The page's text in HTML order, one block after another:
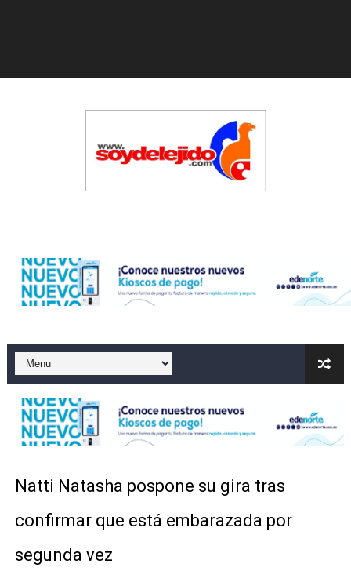
Accidente en Verón deja un motorista fallecido y otra
Policía recaptura en Altamira a fugado del CCR San
El precio del brent cayó un 7,05 % a 83,77 dólares
Incendio en Grecia quema 12,600 hectáreas y obliga a
Pacheman apuesta por la evolución del merengue
Marileidy Paulino correrá este lunes el relevo mixto
Sismo Samaná: registran temblor de magnitud 4.8 al
Operadores de rifas y bancas ilegales enfrentarían
Familia relata angustia tras explosión de tanque de
Indomet pronostica temperaturas de hasta 35 °C para
Natti Natasha pospone su gira tras
confirmar que está embarazada por
segunda vez